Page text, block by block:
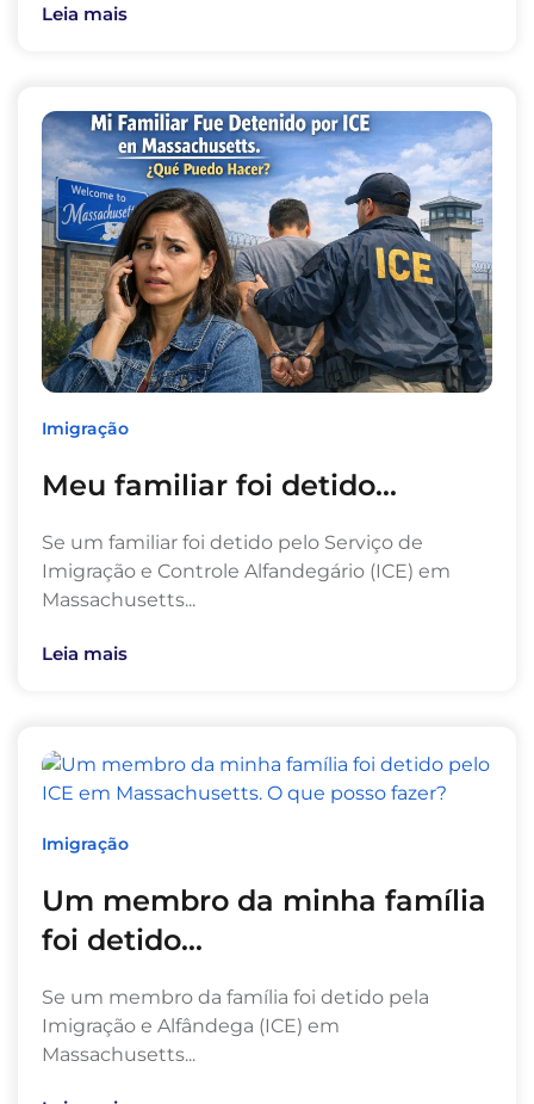
Leia mais
Imigração
Meu familiar foi detido...
Se um familiar foi detido pelo Serviço de
Imigração e Controle Alfandegário (ICE) em
Massachusetts...
Leia mais
Imigração
Um membro da minha família
foi detido...
Se um membro da família foi detido pela
Imigração e Alfândega (ICE) em
Massachusetts...